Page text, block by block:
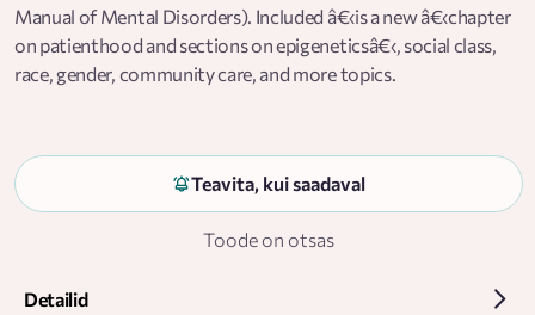
Manual of Mental Disorders). Included â€‹is a new â€‹chapter
on patienthood and sections on epigeneticsâ€‹, social class,
race, gender, community care, and more topics.
Teavita, kui saadaval
Toode on otsas
Detailid